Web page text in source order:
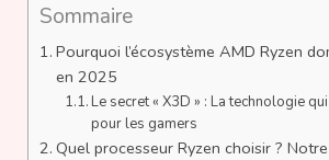
Sommaire
Pourquoi l’écosystème AMD Ryzen
en 2025
Le secret « X3D » : La technologie
pour les gamers
Quel processeur Ryzen choisir ?